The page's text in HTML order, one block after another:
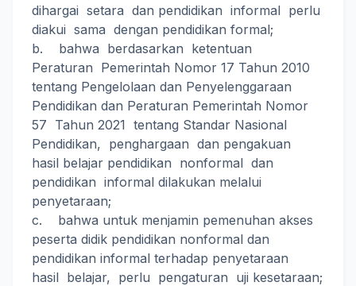
dihargai setara dan pendidikan informal perlu
diakui sama dengan pendidikan formal;
b. bahwa berdasarkan ketentuan
Peraturan Pemerintah Nomor 17 Tahun 2010
tentang Pengelolaan dan Penyelenggaraan
Pendidikan dan Peraturan Pemerintah Nomor
57 Tahun 2021 tentang Standar Nasional
Pendidikan, penghargaan dan pengakuan
hasil belajar pendidikan nonformal dan
pendidikan informal dilakukan melalui
penyetaraan;
c. bahwa untuk menjamin pemenuhan akses
peserta didik pendidikan nonformal dan
pendidikan informal terhadap penyetaraan
hasil belajar, perlu pengaturan uji kesetaraan;